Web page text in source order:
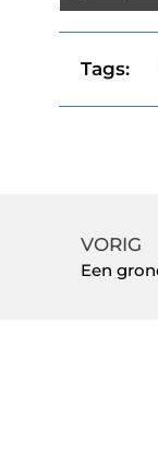
Tags:
VORIG
Een